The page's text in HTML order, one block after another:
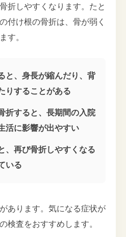
折しやすくなります。たと
付け根の骨折は、骨が弱く
す。
と、身長が縮んだり、背
りすることがある
折すると、長期間の入院
活に影響が出やすい
、再び骨折しやすくなる
いる
あります。気になる症状が
検査をおすすめします。